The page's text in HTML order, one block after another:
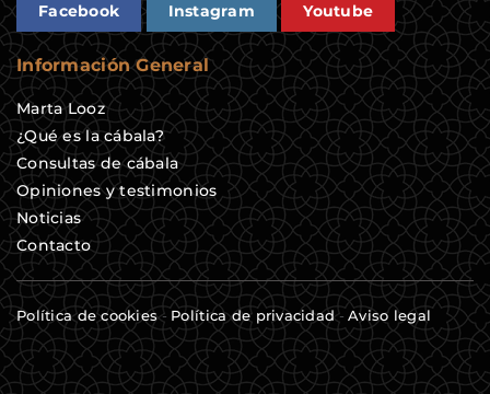
Facebook Instagram Youtube
Información General
Marta Looz
¿Qué es la cábala?
Consultas de cábala
Opiniones y testimonios
Noticias
Contacto
Política de cookies- Política de privacidad-Aviso legal